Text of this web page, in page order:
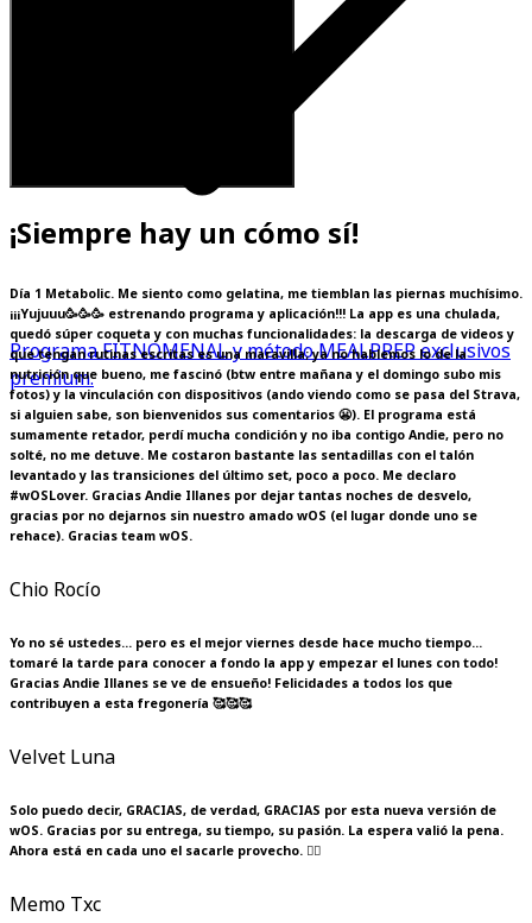
Programa FITNOMENAL y método MEALPREP exclusivos
premium.
¡Siempre hay un cómo sí!
Día 1 Metabolic. Me siento como gelatina, me tiemblan las piernas muchísimo.
¡¡¡Yujuuu🥳🥳🥳 estrenando programa y aplicación!!! La app es una chulada,
quedó súper coqueta y con muchas funcionalidades: la descarga de videos y
que tengan rutinas escritas es una maravilla; ya no hablemos lo de la
nutrición que bueno, me fascinó (btw entre mañana y el domingo subo mis
fotos) y la vinculación con dispositivos (ando viendo como se pasa del Strava,
si alguien sabe, son bienvenidos sus comentarios 😬). El programa está
sumamente retador, perdí mucha condición y no iba contigo Andie, pero no
solté, no me detuve. Me costaron bastante las sentadillas con el talón
levantado y las transiciones del último set, poco a poco. Me declaro
#wOSLover. Gracias Andie Illanes por dejar tantas noches de desvelo,
gracias por no dejarnos sin nuestro amado wOS (el lugar donde uno se
rehace). Gracias team wOS.
Chio Rocío
Yo no sé ustedes... pero es el mejor viernes desde hace mucho tiempo...
tomaré la tarde para conocer a fondo la app y empezar el lunes con todo!
Gracias Andie Illanes se ve de ensueño! Felicidades a todos los que
contribuyen a esta fregonería 🥰🥰🥰
Velvet Luna
Solo puedo decir, GRACIAS, de verdad, GRACIAS por esta nueva versión de
wOS. Gracias por su entrega, su tiempo, su pasión. La espera valió la pena.
Ahora está en cada uno el sacarle provecho. ❤️‍🔥
Memo Txc